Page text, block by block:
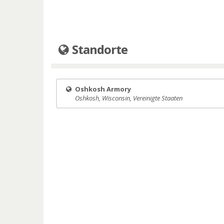
Standorte
Oshkosh Armory
Oshkosh, Wisconsin, Vereinigte Staaten